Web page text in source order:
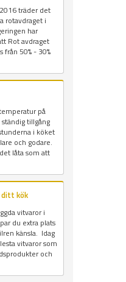
träder det
rotavdraget i
har
Rot avdraget
från 50% - 30%
på
tillgång
i köket
och godare.
låta som att
kök
vitvaror i
du extra plats
känsla. Idag
vitvaror som
och